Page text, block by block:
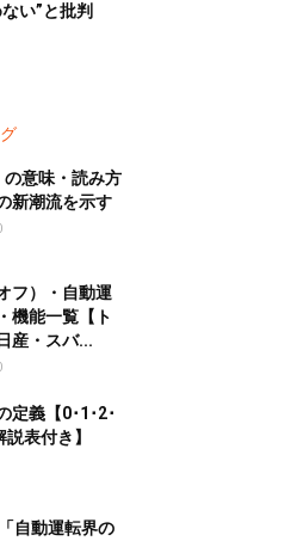
い”と批判
の意味・読み方
新潮流を示す
フ）・自動運
機能一覧【ト
産・スバ...
定義【0･1･2･
表付き】
自動運転界の